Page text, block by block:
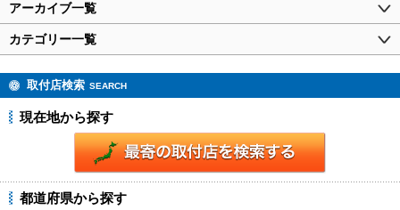
アーカイブ一覧
カテゴリー一覧
取付店検索 SEARCH
現在地から探す
都道府県から探す